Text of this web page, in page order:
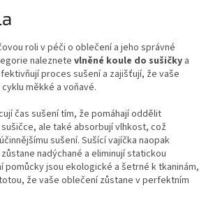
roli v péči o oblečení a jeho správné
naleznete vlněné koule do sušičky a
proces sušení a zajišťují, že vaše
měkké a voňavé.
čas sušení tím, že pomáhají oddělit
ale také absorbují vlhkost, což
sušení. Sušící vajíčka naopak
nadýchané a eliminují statickou
jsou ekologické a šetrné k tkaninám,
že vaše oblečení zůstane v perfektním